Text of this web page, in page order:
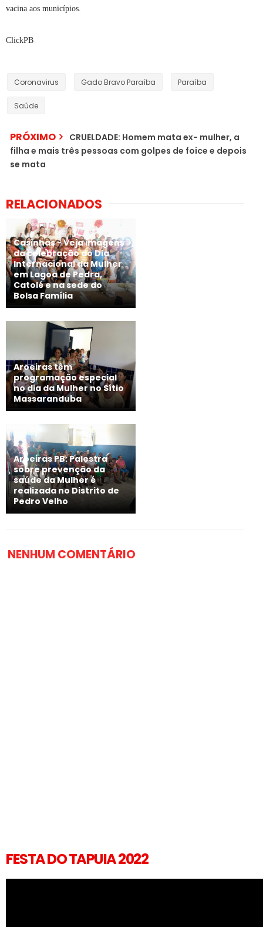
vacina aos municípios.
ClickPB
Coronavirus Gado Bravo Paraíba Paraíba
Saúde
PRÓXIMO
CRUELDADE: Homem mata ex- mulher, a
filha e mais três pessoas com golpes de foice e depois
se mata
RELACIONADOS
Casinhas - Veja imagens
da celebração do Dia
Internacional da Mulher
em Lagoa de Pedra,
Catolé e na sede do
Bolsa Família
Aroeiras têm
programação especial
no dia da Mulher no Sítio
Massaranduba
Aroeiras PB: Palestra
sobre prevenção da
saúde da Mulher é
realizada no Distrito de
Pedro Velho
NENHUM COMENTÁRIO
FESTA DO TAPUIA 2022